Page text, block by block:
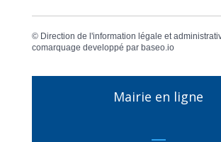
© Direction de l'information légale et
comarquage developpé par baseo.io
Mairie en ligne